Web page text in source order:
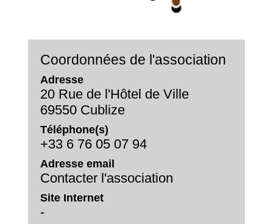
Coordonnées de l'association
Adresse
20 Rue de l'Hôtel de Ville
69550 Cublize
Téléphone(s)
+33 6 76 05 07 94
Adresse email
Contacter l'association
Site Internet
-